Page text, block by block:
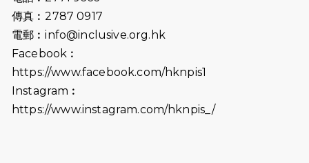
2026-06-25
（19:00開始）
2026-06-18
猛龍長跑隊恆常練習 - 6月18日
2026-06-11
猛龍長跑隊恆常練習 - 6月11日（19:00
傳真︰2787 0917
電郵︰info@inclusive.org.hk
Facebook︰
https://www.facebook.com/hknpis1
Instagram︰
https://www.instagram.com/hknpis_/